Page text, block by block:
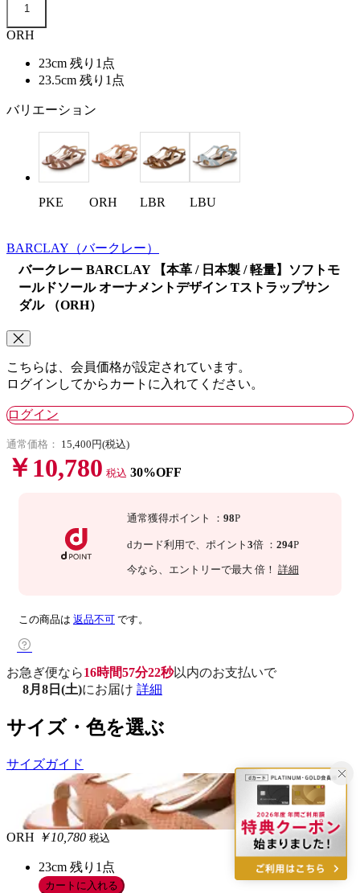
1
ORH
23cm 残り1点
23.5cm 残り1点
バリエーション
PKE ORH LBR LBU
BARCLAY （バークレー）
バークレー BARCLAY 【本革 / 日本製 / 軽量】ソフトモ
ールドソール オーナメントデザイン Tストラップサン
ダル （ORH）
こちらは、会員価格が設定されています。
ログインしてからカートに入れてください。
ログイン
通常価格： 15,400円(税込)
￥10,780 税込 30%OFF
通常獲得ポイント ： 98P
dカード利用で、 ポイント 3倍 ： 294P
今なら 、エントリーで最大 倍！ 詳細
この商品は 返品不可 です。
お急ぎ便なら16時間57分21秒以内のお支払いで
8月8日(土)にお届け 詳細
サイズ・色を選ぶ
サイズガイド
ORH ￥10,780 税込
23cm 残り1点
カートに入れる